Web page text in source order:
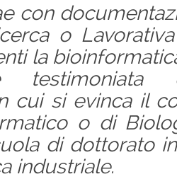
con
o
la
cui si evinca il
o di
di dottorato
industriale.